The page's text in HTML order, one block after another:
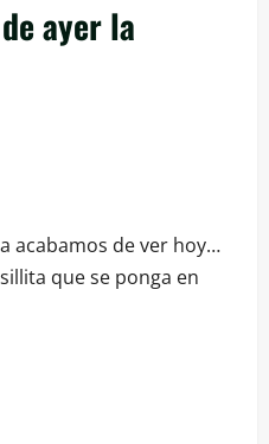
ayer la
acabamos de ver hoy…
que se ponga en